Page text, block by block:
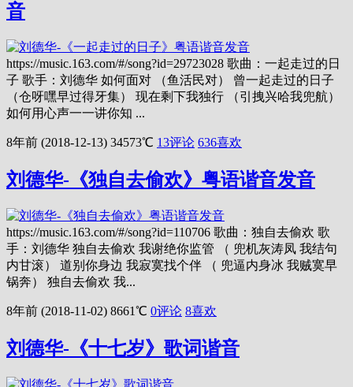
音
https://music.163.com/#/song?id=29723028 歌曲：一起走过的日
子 歌手：刘德华 如何面对 （鱼活民对） 曾一起走过的日子
（仓呀嘿早过得牙集） 现在剩下我独行 （引拽兴哈我兜航）
如何用心声一一讲你知 ...
8年前 (2018-12-13) 34573℃ 13评论 636喜欢
刘德华-《独自去偷欢》粤语谐音发音
https://music.163.com/#/song?id=110706 歌曲：独自去偷欢 歌
手：刘德华 独自去偷欢 我谢绝你监管 （ 兜机灰涛凤 我结句
内甘滚） 道别你身边 我寂寞找个伴 （ 兜逼内身冰 我贼寞早
锅奔） 独自去偷欢 我...
8年前 (2018-11-02) 8661℃ 0评论 8喜欢
刘德华-《十七岁》歌词谐音